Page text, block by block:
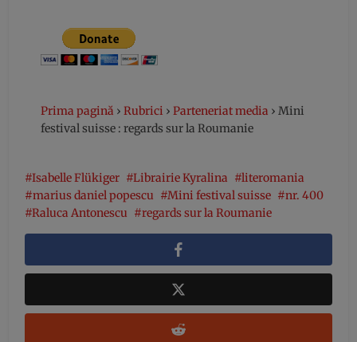
Prima pagină › Rubrici › Parteneriat media › Mini
festival suisse : regards sur la Roumanie
Isabelle Flükiger Librairie Kyralina
literomania
marius daniel popescu
Mini festival suisse
nr. 400
Raluca Antonescu
regards sur la Roumanie